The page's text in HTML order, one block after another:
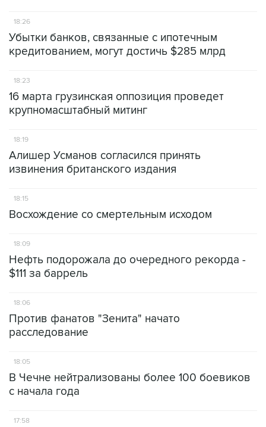
18:26
Убытки банков, связанные с ипотечным
кредитованием, могут достичь $285 млрд
18:23
16 марта грузинская оппозиция проведет
крупномасштабный митинг
18:19
Алишер Усманов согласился принять
извинения британского издания
18:15
Восхождение со смертельным исходом
18:09
Нефть подорожала до очередного рекорда -
$111 за баррель
18:06
Против фанатов "Зенита" начато
расследование
18:05
В Чечне нейтрализованы более 100 боевиков
с начала года
17:58